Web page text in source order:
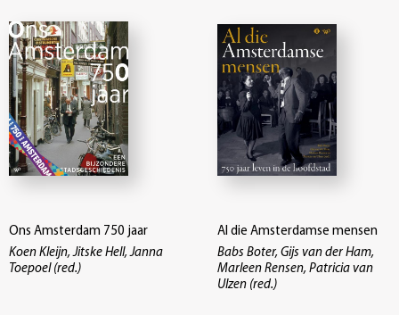
Ons Amsterdam 750 jaar
Koen Kleijn, Jitske Hell, Janna
Toepoel (red.)
Al die Amsterdamse mensen
Babs Boter, Gijs van der Ham,
Marleen Rensen, Patricia van
Ulzen (red.)